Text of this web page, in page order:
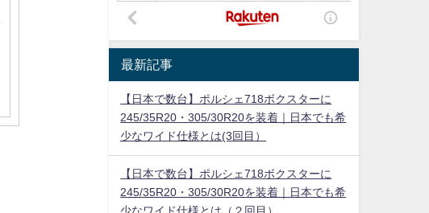
最新記事
【日本で数台】ポルシェ718ボクスターに
245/35R20・305/30R20を装着｜日本でも希
少なワイド仕様とは(3回目）
【日本で数台】ポルシェ718ボクスターに
245/35R20・305/30R20を装着｜日本でも希